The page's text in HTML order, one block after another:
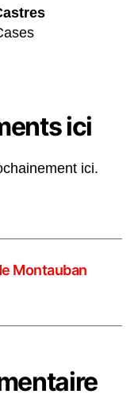
ici
ici.
Montauban